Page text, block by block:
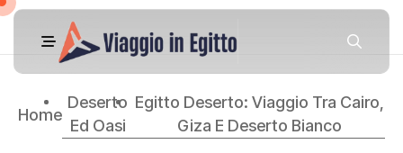
Home
Deserto
Ed Oasi
Egitto Deserto: Viaggio Tra Cairo,
Giza E Deserto Bianco